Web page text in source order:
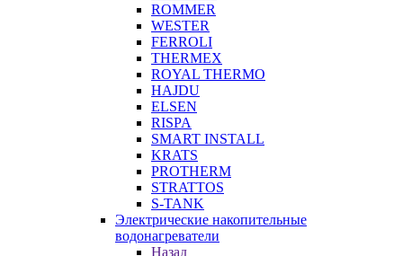
ROMMER
WESTER
FERROLI
THERMEX
ROYAL THERMO
HAJDU
ELSEN
RISPA
SMART INSTALL
KRATS
PROTHERM
STRATTOS
S-TANK
Электрические накопительные
водонагреватели
Назад